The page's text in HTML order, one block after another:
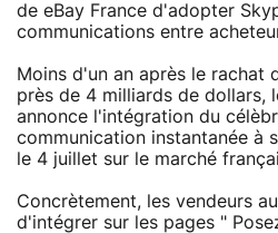
de eBay France d'adopter
communications entre
Moins d'un an après le rachat
près de 4 milliards de dollars,
annonce l'intégration du
communication instantanée à
le 4 juillet sur le marché
Concrètement, les vendeurs
d'intégrer sur les pages "